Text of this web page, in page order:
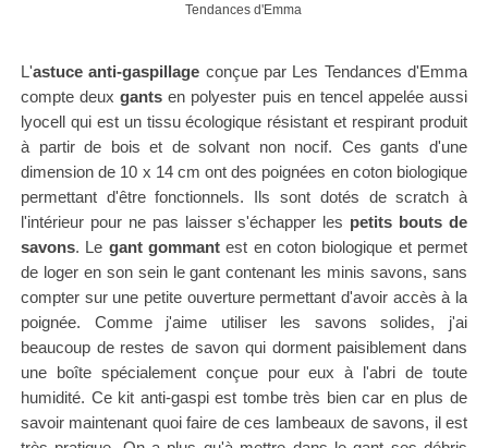
Tendances d'Emma
L'astuce anti-gaspillage conçue par Les Tendances d'Emma
compte deuxgants en polyester puis en tencel appelée aussi
lyocell qui est un tissu écologique résistant et respirant produit
à partir de bois et de solvant non nocif. Ces gants d'une
dimension de 10 x 14 cm ont des poignées en coton biologique
permettant d'être fonctionnels. Ils sont dotés de scratch à
l'intérieur pour ne pas laisser s'échapper les petits bouts de
savons. Le gant gommantest en coton biologique et permet
de loger en son sein le gant contenant les minis savons, sans
compter sur une petite ouverture permettant d'avoir accès à la
poignée. Comme j'aime utiliser les savons solides, j'ai
beaucoup de restes de savon qui dorment paisiblement dans
une boîte spécialement conçue pour eux à l'abri de toute
humidité. Ce kit anti-gaspi est tombe très bien car en plus de
savoir maintenant quoi faire de ces lambeaux de savons, il est